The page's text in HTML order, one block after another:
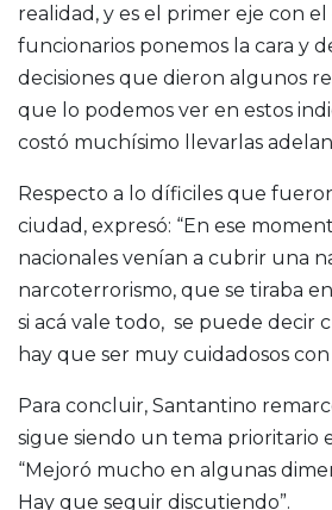
realidad, y es el primer eje con el
funcionarios ponemos la cara y
decisiones que dieron algunos
que lo podemos ver en estos
costó muchísimo llevarlas
Respecto a lo díficiles que
ciudad, expresó: “En ese
nacionales venían a cubrir una
narcoterrorismo, que se tiraba
si acá vale todo, se puede decir
hay que ser muy cuidadosos con
Para concluir, Santantino
sigue siendo un tema prioritario
“Mejoró mucho en algunas
Hay que seguir discutiendo”.